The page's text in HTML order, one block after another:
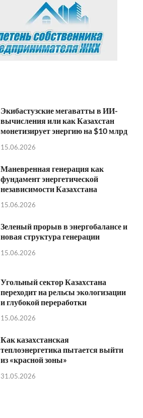
Экибастузские мегаватты в ИИ-
вычисления или как Казахстан
монетизирует энергию на $10 млрд
15.06.2026
Маневренная генерация как
фундамент энергетической
независимости Казахстана
15.06.2026
Зеленый прорыв в энергобалансе и
новая структура генерации
15.06.2026
Угольный сектор Казахстана
переходит на рельсы экологизации
и глубокой переработки
15.06.2026
Как казахстанская
теплоэнергетика пытается выйти
из «красной зоны»
31.05.2026